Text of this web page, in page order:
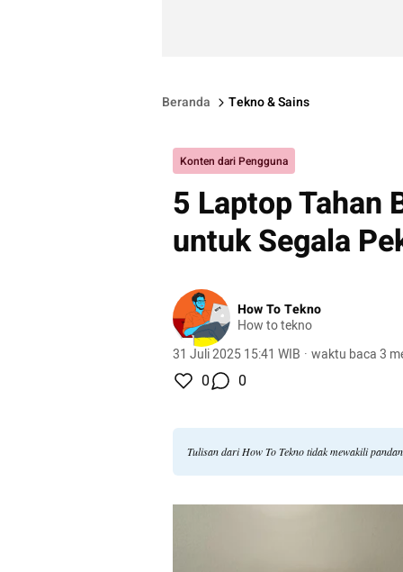
Beranda Tekno & Sains
Konten dari Pengguna
5 Laptop Tahan
untuk Segala
How To Tekno
How to tekno
31 Juli 2025 15:41 WIB · waktu baca 3
0 0
Tulisan dari How To Tekno tidak mewakili